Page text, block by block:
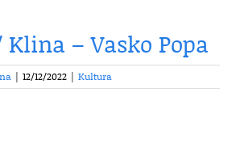
– Vasko Popa
12/12/2022 Kultura